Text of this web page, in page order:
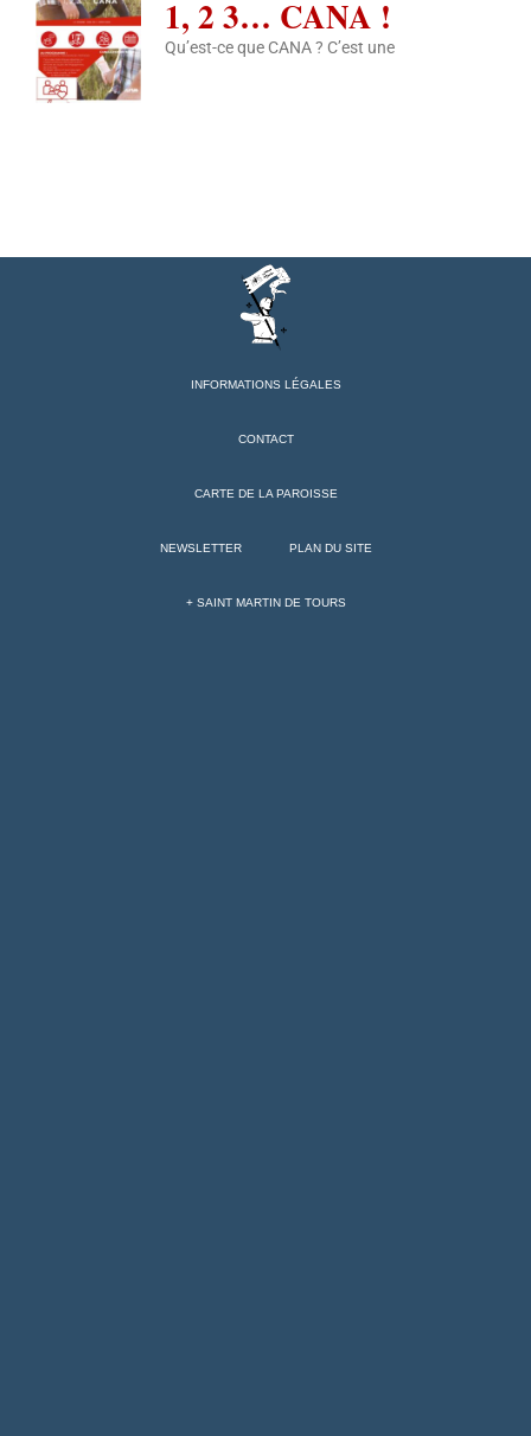
1, 2 3… CANA !
Qu’est-ce que CANA ? C’est une
INFORMATIONS LÉGALES
CONTACT
CARTE DE LA PAROISSE
NEWSLETTER PLAN DU SITE
+ SAINT MARTIN DE TOURS